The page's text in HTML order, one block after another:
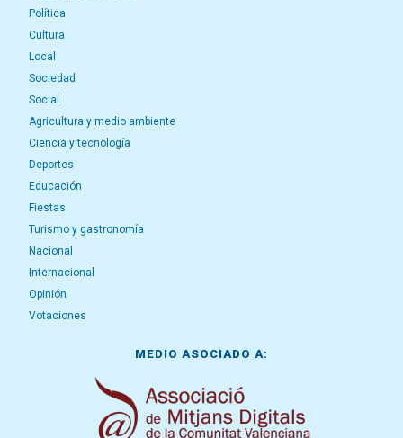
Política
Cultura
Local
Sociedad
Social
Agricultura y medio ambiente
Ciencia y tecnología
Deportes
Educación
Fiestas
Turismo y gastronomía
Nacional
Internacional
Opinión
Votaciones
MEDIO ASOCIADO A: